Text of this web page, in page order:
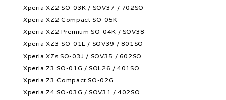
Xperia XZ2 SO-03K / SOV37 / 702SO
Xperia XZ2 Compact SO-05K
Xperia XZ2 Premium SO-04K / SOV38
Xperia XZ3 SO-01L / SOV39 / 801SO
Xperia XZs SO-03J / SOV35 / 602SO
Xperia Z3 SO-01G / SOL26 / 401SO
Xperia Z3 Compact SO-02G
Xperia Z4 SO-03G / SOV31 / 402SO